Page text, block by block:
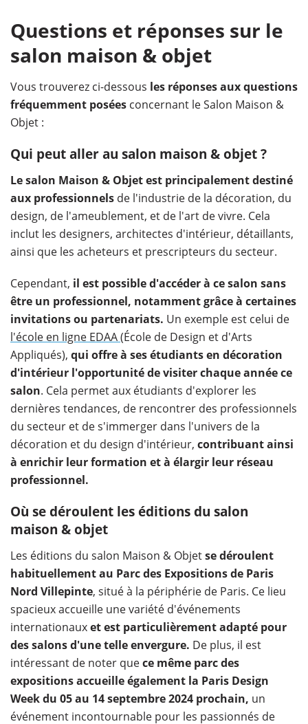
Questions et réponses sur le
salon maison & objet
Vous trouverez ci-dessous les réponses aux questions
fréquemment posées concernant le Salon Maison &
Objet :
Qui peut aller au salon maison & objet ?
Le salon Maison & Objet est principalement destiné
aux professionnels de l'industrie de la décoration, du
design, de l'ameublement, et de l'art de vivre. Cela
inclut les designers, architectes d'intérieur, détaillants,
ainsi que les acheteurs et prescripteurs du secteur.
Cependant, il est possible d'accéder à ce salon sans
être un professionnel, notamment grâce à certaines
invitations ou partenariats. Un exemple est celui de
l'école en ligne EDAA(École de Design et d'Arts
Appliqués), qui offre à ses étudiants en décoration
d'intérieur l'opportunité de visiter chaque année ce
salon. Cela permet aux étudiants d'explorer les
dernières tendances, de rencontrer des professionnels
du secteur et de s'immerger dans l'univers de la
décoration et du design d'intérieur, contribuant ainsi
à enrichir leur formation et à élargir leur réseau
professionnel.
Où se déroulent les éditions du salon
maison & objet
Les éditions du salon Maison & Objetse déroulent
habituellement au Parc des Expositions de Paris
Nord Villepinte, situé à la périphérie de Paris. Ce lieu
spacieux accueille une variété d'événements
internationauxet est particulièrement adapté pour
des salons d'une telle envergure. De plus, il est
intéressant de noter quece même parc des
expositions accueille également la Paris Design
Week du 05 au 14 septembre 2024 prochain, un
événement incontournable pour les passionnés de